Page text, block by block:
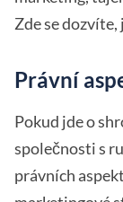
Zde se
Právní
Pokud jde o
společnosti s
právních